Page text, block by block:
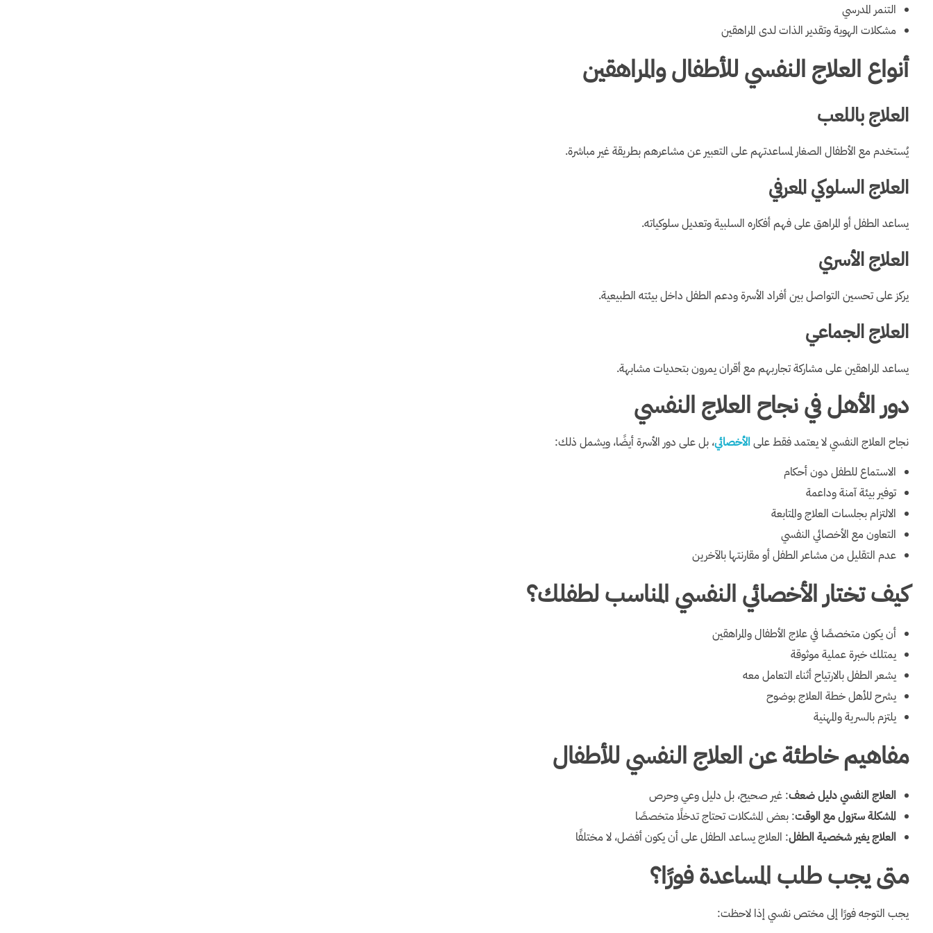
التنمر المدرسي
مشكلات الهوية وتقدير الذات لدى المراهقين
أنواع العلاج النفسي للأطفال والمراهقين
العلاج باللعب
يُستخدم مع الأطفال الصغار لمساعدتهم على التعبير عن مشاعرهم بطريقة غير مباشرة.
العلاج السلوكي المعرفي
يساعد الطفل أو المراهق على فهم أفكاره السلبية وتعديل سلوكياته.
العلاج الأسري
يركز على تحسين التواصل بين أفراد الأسرة ودعم الطفل داخل بيئته الطبيعية.
العلاج الجماعي
يساعد المراهقين على مشاركة تجاربهم مع أقران يمرون بتحديات مشابهة.
دور الأهل في نجاح العلاج النفسي
نجاح العلاج النفسي لا يعتمد فقط علىالأخصائي، بل على دور الأسرة أيضًا، ويشمل ذلك:
الاستماع للطفل دون أحكام
توفير بيئة آمنة وداعمة
الالتزام بجلسات العلاج والمتابعة
التعاون مع الأخصائي النفسي
عدم التقليل من مشاعر الطفل أو مقارنتها بالآخرين
كيف تختار الأخصائي النفسي المناسب لطفلك؟
أن يكون متخصصًا في علاج الأطفال والمراهقين
يمتلك خبرة عملية موثوقة
يشعر الطفل بالارتياح أثناء التعامل معه
يشرح للأهل خطة العلاج بوضوح
يلتزم بالسرية والمهنية
مفاهيم خاطئة عن العلاج النفسي للأطفال
العلاج النفسي دليل ضعف: غير صحيح، بل دليل وعي وحرص
المشكلة ستزول مع الوقت: بعض المشكلات تحتاج تدخلًا متخصصًا
العلاج يغير شخصية الطفل: العلاج يساعد الطفل على أن يكون أفضل، لا مختلفًا
متى يجب طلب المساعدة فورًا؟
يجب التوجه فورًا إلى مختص نفسي إذا لاحظت: